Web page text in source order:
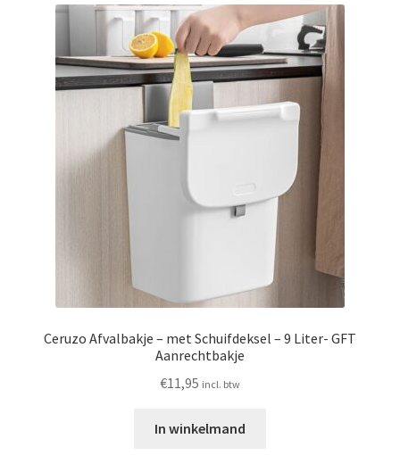
Ceruzo Afvalbakje – met Schuifdeksel – 9 Liter- GFT
Aanrechtbakje
€11,95 incl. btw
In winkelmand